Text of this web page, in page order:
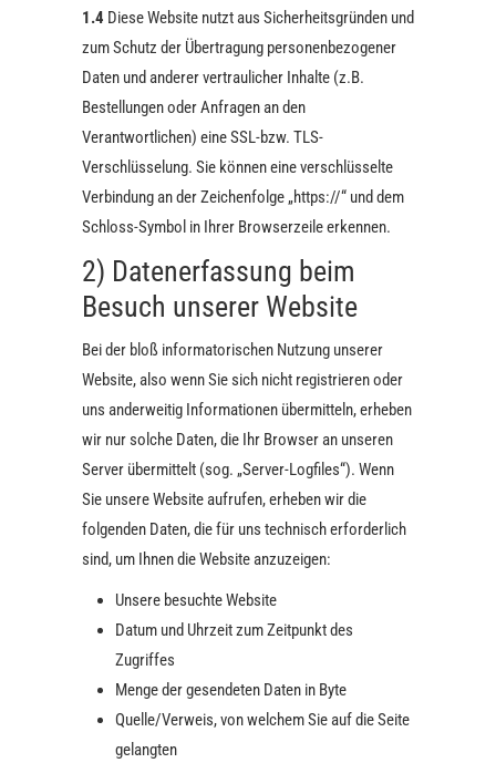
1.4 Diese Website nutzt aus Sicherheitsgründen und
zum Schutz der Übertragung personenbezogener
Daten und anderer vertraulicher Inhalte (z.B.
Bestellungen oder Anfragen an den
Verantwortlichen) eine SSL-bzw. TLS-
Verschlüsselung. Sie können eine verschlüsselte
Verbindung an der Zeichenfolge „https://“ und dem
Schloss-Symbol in Ihrer Browserzeile erkennen.
2) Datenerfassung beim
Besuch unserer Website
Bei der bloß informatorischen Nutzung unserer
Website, also wenn Sie sich nicht registrieren oder
uns anderweitig Informationen übermitteln, erheben
wir nur solche Daten, die Ihr Browser an unseren
Server übermittelt (sog. „Server-Logfiles“). Wenn
Sie unsere Website aufrufen, erheben wir die
folgenden Daten, die für uns technisch erforderlich
sind, um Ihnen die Website anzuzeigen:
Unsere besuchte Website
Datum und Uhrzeit zum Zeitpunkt des
Zugriffes
Menge der gesendeten Daten in Byte
Quelle/Verweis, von welchem Sie auf die Seite
gelangten